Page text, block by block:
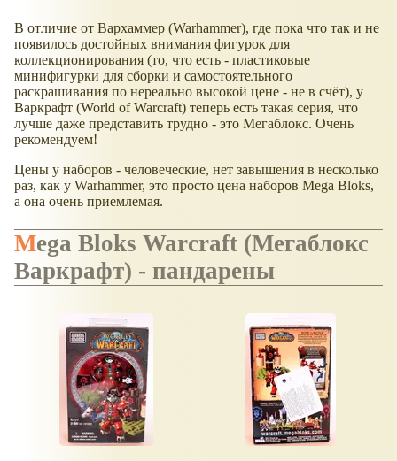
В отличие от Вархаммер (Warhammer), где пока что так и не
появилось достойных внимания фигурок для
коллекционирования (то, что есть - пластиковые
минифигурки для сборки и самостоятельного
раскрашивания по нереально высокой цене - не в счёт), у
Варкрафт (World of Warcraft) теперь есть такая серия, что
лучше даже представить трудно - это Мегаблокс. Очень
рекомендуем!
Цены у наборов - человеческие, нет завышения в несколько
раз, как у Warhammer, это просто цена наборов Mega Bloks,
а она очень приемлемая.
Mega Bloks Warcraft (Мегаблокс
Варкрафт) - пандарены